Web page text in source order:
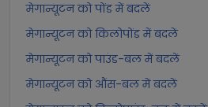
मेगान्यूटन को पोंड में बदलें
मेगान्यूटन को किलोपोंड में बदलें
मेगान्यूटन को पाउंड-बल में बदलें
मेगान्यूटन को औंस-बल में बदलें